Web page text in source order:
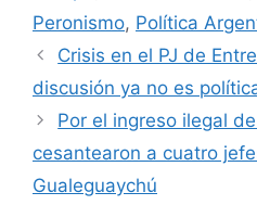
Peronismo, Política
Crisis en el PJ de
discusión ya no es
Por el ingreso ilegal
cesantearon a cuatro
Gualeguaychú